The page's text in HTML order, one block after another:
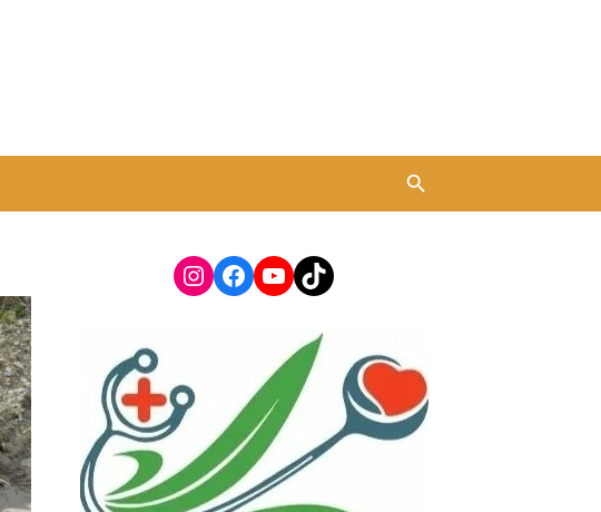
Instagram
Facebook
YouTube
TikTok